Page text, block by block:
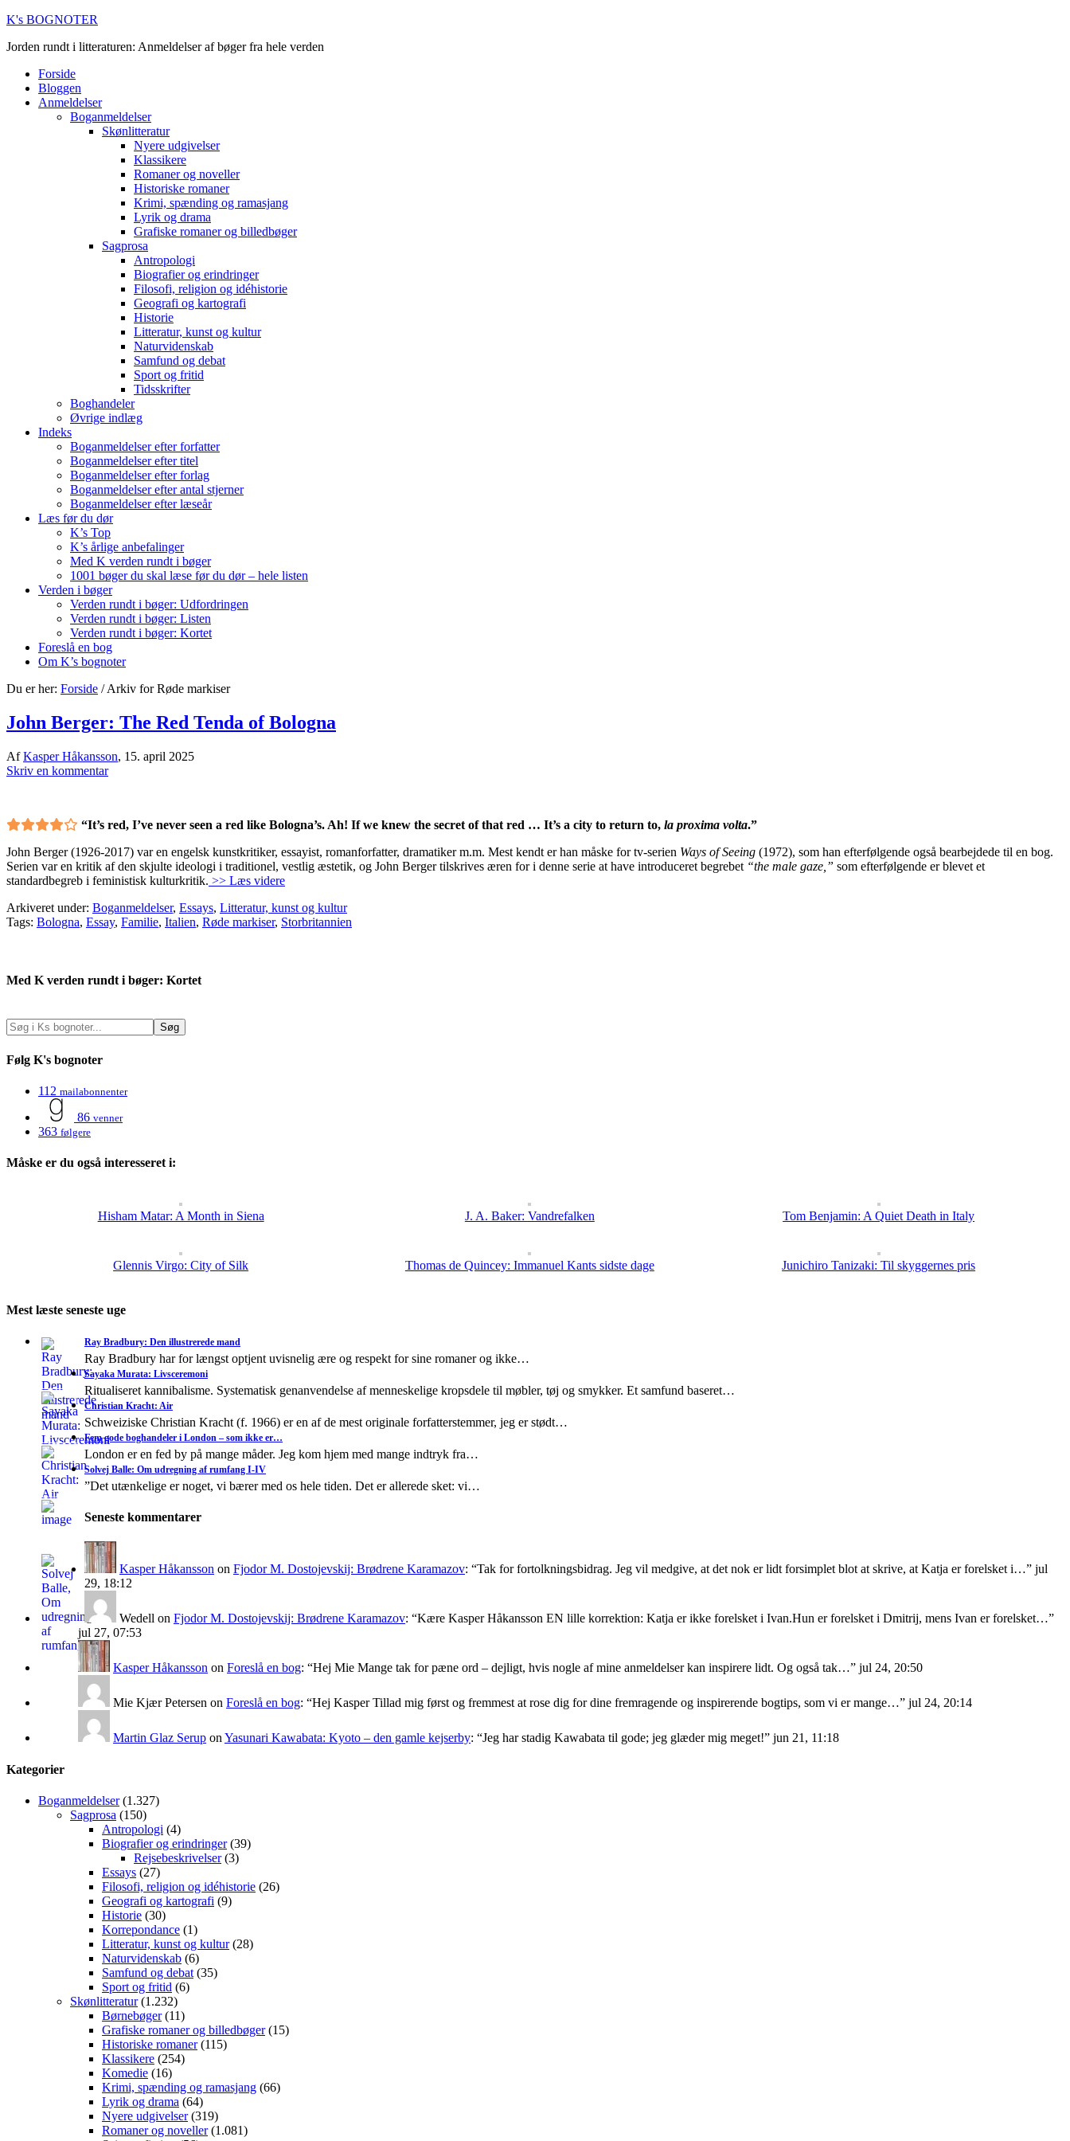
K's BOGNOTER
Jorden rundt i litteraturen: Anmeldelser af bøger fra hele verden
Forside
Bloggen
Anmeldelser
Boganmeldelser
Skønlitteratur
Nyere udgivelser
Klassikere
Romaner og noveller
Historiske romaner
Krimi, spænding og ramasjang
Lyrik og drama
Grafiske romaner og billedbøger
Sagprosa
Antropologi
Biografier og erindringer
Filosofi, religion og idéhistorie
Geografi og kartografi
Historie
Litteratur, kunst og kultur
Naturvidenskab
Samfund og debat
Sport og fritid
Tidsskrifter
Boghandeler
Øvrige indlæg
Indeks
Boganmeldelser efter forfatter
Boganmeldelser efter titel
Boganmeldelser efter forlag
Boganmeldelser efter antal stjerner
Boganmeldelser efter læseår
Læs før du dør
K’s Top
K’s årlige anbefalinger
Med K verden rundt i bøger
1001 bøger du skal læse før du dør – hele listen
Verden i bøger
Verden rundt i bøger: Udfordringen
Verden rundt i bøger: Listen
Verden rundt i bøger: Kortet
Foreslå en bog
Om K’s bognoter
Du er her: Forside /Arkiv for Røde markiser
John Berger: The Red Tenda of Bologna
AfKasper Håkansson, 15. april 2025
Skriv en kommentar
“It’s red, I’ve never seen a red like Bologna’s. Ah! If we knew the secret of that red … It’s a city to return to, la proxima volta.”
John Berger (1926-2017) var en engelsk kunstkritiker, essayist, romanforfatter, dramatiker m.m. Mest kendt er han måske for tv-serien Ways of Seeing (1972), som han efterfølgende også bearbejdede til en bog.
Serien var en kritik af den skjulte ideologi i traditionel, vestlig æstetik, og John Berger tilskrives æren for i denne serie at have introduceret begrebet “the male gaze,” som efterfølgende er blevet et
standardbegreb i feministisk kulturkritik. >> Læs videre
Arkiveret under: Boganmeldelser, Essays, Litteratur, kunst og kultur
Tags: Bologna, Essay, Familie, Italien, Røde markiser, Storbritannien
Med K verden rundt i bøger: Kortet
Følg K's bognoter
112 mailabonnenter
86 venner
363 følgere
Måske er du også interesseret i:
Hisham Matar: A Month in Siena J. A. Baker: Vandrefalken Tom Benjamin: A Quiet Death in Italy
Glennis Virgo: City of Silk Thomas de Quincey: Immanuel Kants sidste dage Junichiro Tanizaki: Til skyggernes pris
Mest læste seneste uge
Ray Bradbury: Den illustrerede mand
Ray Bradbury har for længst optjent uvisnelig ære og respekt for sine romaner og ikke…
Sayaka Murata: Livsceremoni
Ritualiseret kannibalisme. Systematisk genanvendelse af menneskelige kropsdele til møbler, tøj og smykker. Et samfund baseret…
Christian Kracht: Air
Schweiziske Christian Kracht (f. 1966) er en af de mest originale forfatterstemmer, jeg er stødt…
Fem gode boghandeler i London – som ikke er…
London er en fed by på mange måder. Jeg kom hjem med mange indtryk fra…
Solvej Balle: Om udregning af rumfang I-IV
”Det utænkelige er noget, vi bærer med os hele tiden. Det er allerede sket: vi…
Seneste kommentarer
Kasper Håkansson on Fjodor M. Dostojevskij: Brødrene Karamazov: “Tak for fortolkningsbidrag. Jeg vil medgive, at det nok er lidt forsimplet blot at skrive, at Katja er forelsket i…” jul
29, 18:12
Wedell on Fjodor M. Dostojevskij: Brødrene Karamazov: “Kære Kasper Håkansson EN lille korrektion: Katja er ikke forelsket i Ivan.Hun er forelsket i Dmitrij, mens Ivan er forelsket…”
jul 27, 07:53
Kasper Håkansson on Foreslå en bog: “Hej Mie Mange tak for pæne ord – dejligt, hvis nogle af mine anmeldelser kan inspirere lidt. Og også tak…” jul 24, 20:50
Mie Kjær Petersen on Foreslå en bog: “Hej Kasper Tillad mig først og fremmest at rose dig for dine fremragende og inspirerende bogtips, som vi er mange…” jul 24, 20:14
Martin Glaz Serup onYasunari Kawabata: Kyoto – den gamle kejserby: “Jeg har stadig Kawabata til gode; jeg glæder mig meget!” jun 21, 11:18
Kategorier
Boganmeldelser(1.327)
Sagprosa (150)
Antropologi (4)
Biografier og erindringer(39)
Rejsebeskrivelser(3)
Essays (27)
Filosofi, religion og idéhistorie (26)
Geografi og kartografi (9)
Historie (30)
Korrepondance (1)
Litteratur, kunst og kultur(28)
Naturvidenskab (6)
Samfund og debat (35)
Sport og fritid (6)
Skønlitteratur(1.232)
Børnebøger(11)
Grafiske romaner og billedbøger(15)
Historiske romaner(115)
Klassikere (254)
Komedie (16)
Krimi, spænding og ramasjang (66)
Lyrik og drama (64)
Nyere udgivelser(319)
Romaner og noveller(1.081)